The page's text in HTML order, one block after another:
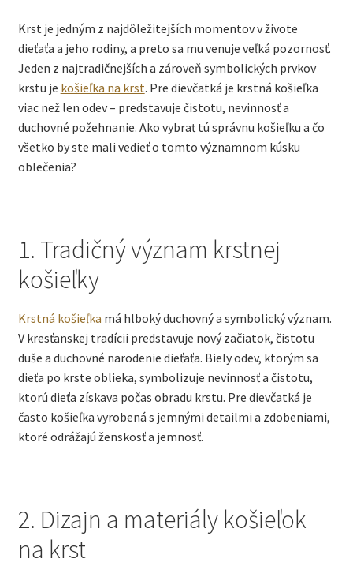
Krst je jedným z najdôležitejších momentov v živote
dieťaťa a jeho rodiny, a preto sa mu venuje veľká pozornosť.
Jeden z najtradičnejších a zároveň symbolických prvkov
krstu je košieľka na krst. Pre dievčatká je krstná košieľka
viac než len odev – predstavuje čistotu, nevinnosť a
duchovné požehnanie. Ako vybrať tú správnu košieľku a čo
všetko by ste mali vedieť o tomto významnom kúsku
oblečenia?
1. Tradičný význam krstnej
košieľky
Krstná košieľka má hlboký duchovný a symbolický význam.
V kresťanskej tradícii predstavuje nový začiatok, čistotu
duše a duchovné narodenie dieťaťa. Biely odev, ktorým sa
dieťa po krste oblieka, symbolizuje nevinnosť a čistotu,
ktorú dieťa získava počas obradu krstu. Pre dievčatká je
často košieľka vyrobená s jemnými detailmi a zdobeniami,
ktoré odrážajú ženskosť a jemnosť.
2. Dizajn a materiály košieľok
na krst